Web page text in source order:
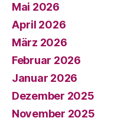
Mai 2026
April 2026
März 2026
Februar 2026
Januar 2026
Dezember 2025
November 2025